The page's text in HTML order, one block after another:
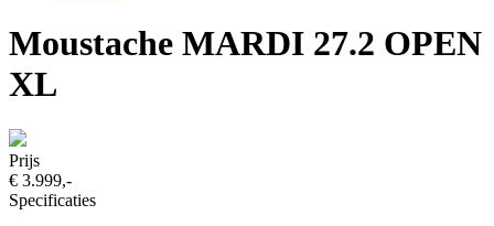
Moustache MARDI 27.2 OPEN
XL
Prijs
€ 3.999,-
Specificaties